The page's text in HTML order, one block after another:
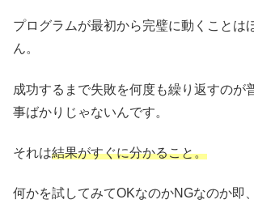
プログラムが最初から完璧に動くことは
ん。
成功するまで失敗を何度も繰り返すのが
事ばかりじゃないんです。
それは結果がすぐに分かること。
何かを試してみてOKなのかNGなのか即